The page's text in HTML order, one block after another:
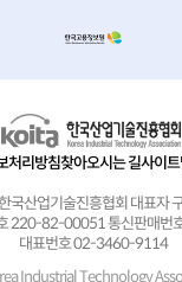
처리방침찾아오시는 길사이
국산업기술진흥협회 대표자
220-82-00051 통신판매번
대표번호 02-3460-9114
Industrial Technology